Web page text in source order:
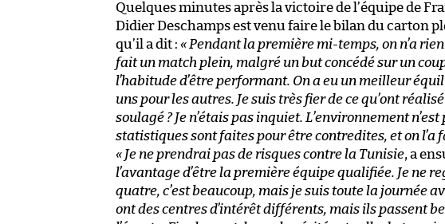
Quelques minutes après la victoire de l’équipe de
Didier Deschamps est venu faire le bilan du carton
qu’il a dit : « Pendant la première mi-temps, on n’a
fait un match plein, malgré un but concédé sur un
l’habitude d’être performant. On a eu un meilleur
uns pour les autres. Je suis très fier de ce qu’ont
soulagé ? Je n’étais pas inquiet. L’environnement
statistiques sont faites pour être contredites, et on l’a
« Je ne prendrai pas de risques contre la Tunisie, a
l’avantage d’être la première équipe qualifiée. Je ne
quatre, c’est beaucoup, mais je suis toute la journée
ont des centres d’intérêt différents, mais ils passent